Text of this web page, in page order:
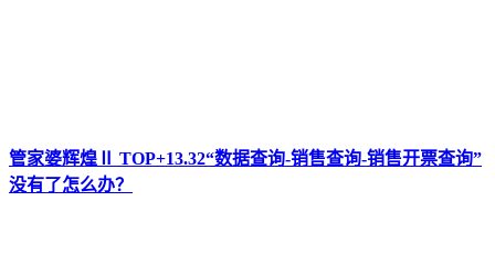
管家婆辉煌Ⅱ TOP+13.32“数据查询-销售查询-销售开票查询”
没有了怎么办？